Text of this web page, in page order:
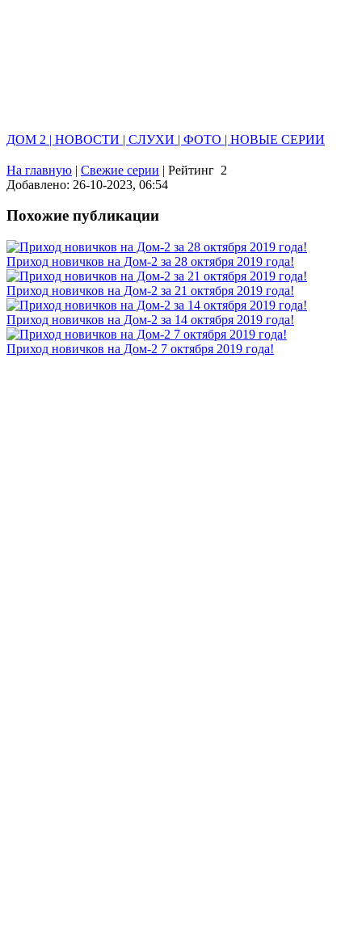
ДОМ 2 | НОВОСТИ | СЛУХИ | ФОТО | НОВЫЕ СЕРИИ
На главную | Свежие серии | Рейтинг 2
Добавлено: 26-10-2023, 06:54
Похожие публикации
Приход новичков на Дом-2 за 28 октября 2019 года!
Приход новичков на Дом-2 за 21 октября 2019 года!
Приход новичков на Дом-2 за 14 октября 2019 года!
Приход новичков на Дом-2 7 октября 2019 года!